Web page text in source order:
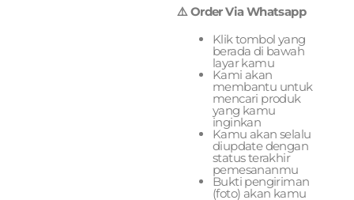
⚠️ Order Via Whatsapp
Klik tombol yang
berada di bawah
layar kamu
Kami akan
membantu untuk
mencari produk
yang kamu
inginkan
Kamu akan selalu
diupdate dengan
status terakhir
pemesananmu
Bukti pengiriman
(foto) akan kamu